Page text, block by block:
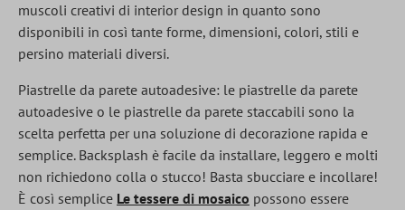
muscoli creativi di interior design in quanto sono
disponibili in così tante forme, dimensioni, colori, stili e
persino materiali diversi.
Piastrelle da parete autoadesive: le piastrelle da parete
autoadesive o le piastrelle da parete staccabili sono la
scelta perfetta per una soluzione di decorazione rapida e
semplice. Backsplash è facile da installare, leggero e molti
non richiedono colla o stucco! Basta sbucciare e incollare!
È così semplice Le tessere di mosaico possono essere